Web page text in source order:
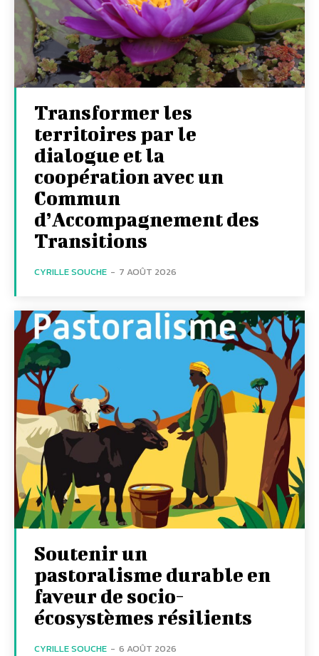
Transformer les
territoires par le
dialogue et la
coopération avec un
Commun
d’Accompagnement des
Transitions
CYRILLE SOUCHE - 7 AOÛT 2026
Soutenir un
pastoralisme durable en
faveur de socio-
écosystèmes résilients
CYRILLE SOUCHE - 6 AOÛT 2026